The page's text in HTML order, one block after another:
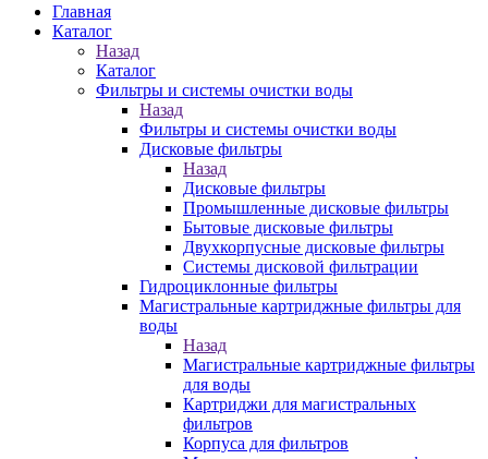
Главная
Каталог
Назад
Каталог
Фильтры и системы очистки воды
Назад
Фильтры и системы очистки воды
Дисковые фильтры
Назад
Дисковые фильтры
Промышленные дисковые фильтры
Бытовые дисковые фильтры
Двухкорпусные дисковые фильтры
Системы дисковой фильтрации
Гидроциклонные фильтры
Магистральные картриджные фильтры для
воды
Назад
Магистральные картриджные фильтры
для воды
Картриджи для магистральных
фильтров
Корпуса для фильтров